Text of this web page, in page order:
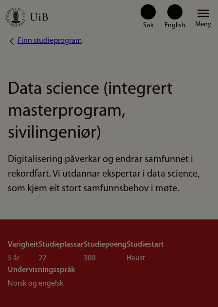
Hopp
hovedinnhold
Meny
Navigasjonssti
Finn studieprogram
Data science (integrert
masterprogram,
sivilingeniør)
Digitalisering påverkar og endrar samfunnet i
rekordfart. Vi utdannar ekspertar i data science,
som kjem eit stort samfunnsbehov i møte.
Varigheit
5 år
Studieplassar
22
Studiepoeng
300
Studiestart
Haust
Undervisningsspråk
Norsk og engelsk